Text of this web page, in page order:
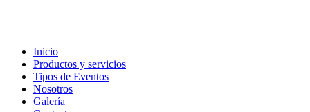
Inicio
Productos y servicios
Tipos de Eventos
Nosotros
Galería